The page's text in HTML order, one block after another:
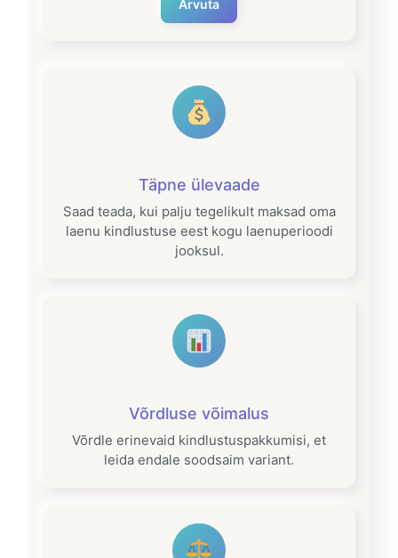
Arvuta
Täpne ülevaade
Saad teada, kui palju tegelikult maksad oma
laenu kindlustuse eest kogu laenuperioodi
jooksul.
Võrdluse võimalus
Võrdle erinevaid kindlustuspakkumisi, et
leida endale soodsaim variant.